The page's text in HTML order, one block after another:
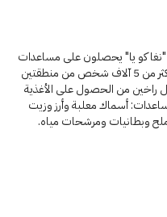
"نغا كو يا" يحصلون على مساعدات
عاجلة. تمكن أكثر من 5 آلاف شخص من منطقتين
راخين من الحصول على الأغذية
أسماك معلبة وأرز وزيت
وبطانيات ومرشحات مياه.